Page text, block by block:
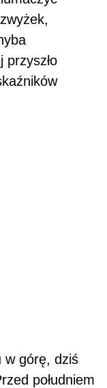
przyszło
w górę, dziś
południem